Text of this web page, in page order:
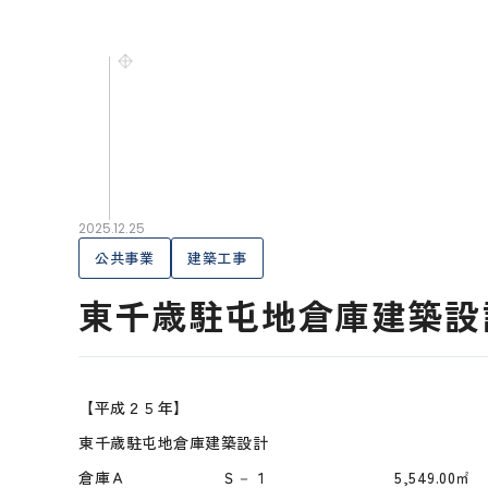
2025.12.25
公共事業 建築工事
東千歳駐屯地倉庫建築
【平成２５年】
東千歳駐屯地倉庫建築設計
倉庫Ａ Ｓ－１ 5,549.00㎡